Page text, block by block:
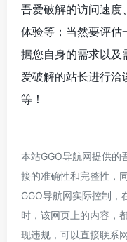
吾爱破解的访问速度
体验等；当然要评估
据您自身的需求以及
爱破解的站长进行洽
等！
本站GGO导航网提供的
接的准确性和完整性，
GGO导航网实际控制
时，该网页上的内容，
现违规，可以直接联系